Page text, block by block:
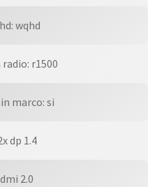
wqhd
radio: r1500
marco: si
dp 1.4
2.0